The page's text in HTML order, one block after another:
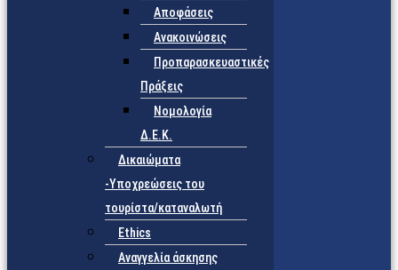
Αποφάσεις
Ανακοινώσεις
Προπαρασκευαστικές
Πράξεις
Νομολογία
Δ.Ε.Κ.
Δικαιώματα
-Υποχρεώσεις του
τουρίστα/καταναλωτή
Ethics
Αναγγελία άσκησης